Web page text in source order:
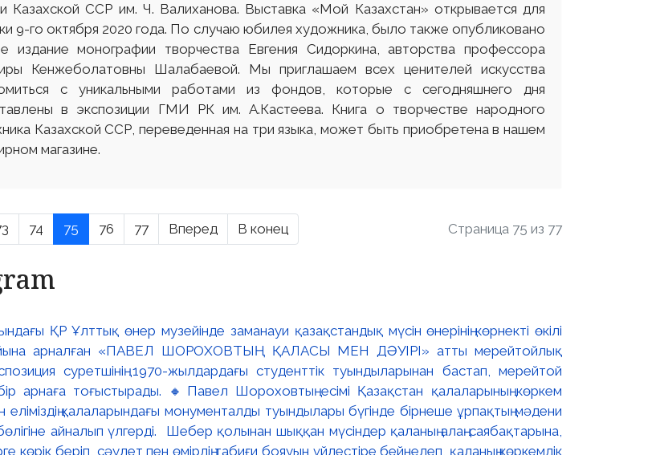
Казахской ССР им. Ч. Валиханова. Выставка «Мой Казахстан» открывается для
9-го октября 2020 года. По случаю юбилея художника, было также опубликовано
издание монографии творчества Евгения Сидоркина, авторства профессора
Кенжеболатовны Шалабаевой. Мы приглашаем всех ценителей искусства
с уникальными работами из фондов, которые с сегодняшнего дня
в экспозиции ГМИ РК им. А.Кастеева. Книга о творчестве народного
Казахской ССР, переведенная на три языка, может быть приобретена в нашем
магазине.
74 75 76 77 Вперед В конец Страница 75 из 77